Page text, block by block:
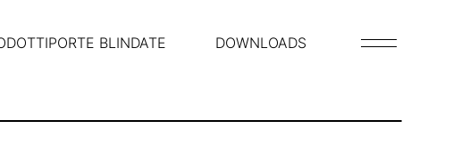
PORTE BLINDATE DOWNLOADS